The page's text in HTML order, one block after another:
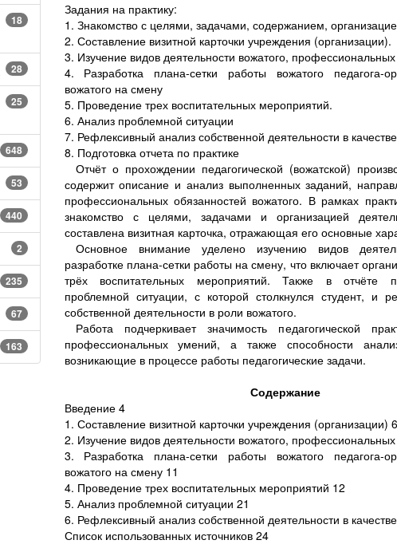
18
28
25
648
53
440
2
235
67
163
Задания на практику:
1. Знакомство с целями, задачами, содержанием,
2. Составление визитной карточки учреждения (организации).
3. Изучение видов деятельности вожатого,
4. Разработка плана-сетки работы вожатого педагога-
вожатого на смену
5. Проведение трех воспитательных мероприятий.
6. Анализ проблемной ситуации
7. Рефлексивный анализ собственной деятельности в
8. Подготовка отчета по практике
Отчёт о прохождении педагогической (вожатской)
содержит описание и анализ выполненных заданий,
профессиональных обязанностей вожатого. В рамках
знакомство с целями, задачами и организацией
составлена визитная карточка, отражающая его основные
Основное внимание уделено изучению видов
разработке плана-сетки работы на смену, что включает
трёх воспитательных мероприятий. Также в отчёте
проблемной ситуации, с которой столкнулся студент, и
собственной деятельности в роли вожатого.
Работа подчеркивает значимость педагогической
профессиональных умений, а также способности
возникающие в процессе работы педагогические задачи.
Содержание
Введение 4
1. Составление визитной карточки учреждения (организации) 6
2. Изучение видов деятельности вожатого,
3. Разработка плана-сетки работы вожатого педагога-
вожатого на смену 11
4. Проведение трех воспитательных мероприятий 12
5. Анализ проблемной ситуации 21
6. Рефлексивный анализ собственной деятельности в
Список использованных источников 24